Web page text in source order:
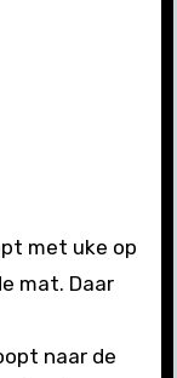
met uke op
mat. Daar
naar de